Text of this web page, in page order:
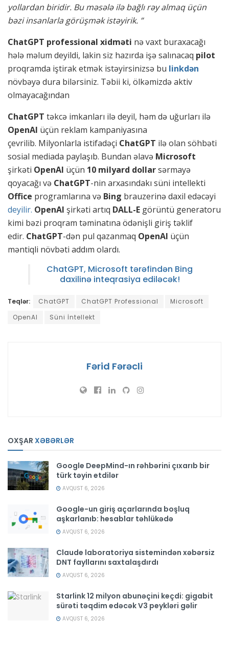
yollardan biridir. Bu məsələ ilə bağlı rəy almaq üçün
bəzi insanlarla görüşmək istəyirik. ”
ChatGPT professional xidməti nə vaxt buraxacağı
hələ məlum deyildi, lakin siz hazırda işə salınacaq pilot
proqramda iştirak etmək istəyirsinizsə bu linkdən
növbəyə dura bilərsiniz. Təbii ki, ölkəmizdə aktiv
olmayacağından
ChatGPT təkcə imkanları ilə deyil, həm də uğurları ilə
OpenAI üçün reklam kampaniyasına
çevrilib. Milyonlarla istifadəçi ChatGPT ilə olan söhbəti
sosial mediada paylaşıb. Bundan əlavə Microsoft
şirkəti OpenAI üçün 10 milyard dollarsərmayə
qoyacağı və ChatGPT-nin arxasındakı süni intellekti
Office programlarına və Bing brauzerinə daxil edəcəyi
deyilir. OpenAI şirkəti artıq DALL-E görüntü generatoru
kimi bəzi proqram təminatına ödənişli giriş təklif
edir. ChatGPT-dən pul qazanmaq OpenAI üçün
məntiqli növbəti addım olardı.
ChatGPT, Microsoft tərəfindən Bing
daxilinə inteqrasiya ediləcək!
Teqlər: ChatGPT ChatGPT Professional
Microsoft
OpenAI
Süni İntellekt
Fərid Fərəcli
OXŞAR XƏBƏRLƏR
Google DeepMind-ın rəhbərini çıxarıb bir
türk təyin etdilər
AVQUST 6, 2026
Google-un giriş açarlarında boşluq
aşkarlanıb: hesablar təhlükədə
AVQUST 6, 2026
Claude laboratoriya sistemindən xəbərsiz
DNT fayllarını saxtalaşdırdı
AVQUST 6, 2026
Starlink 12 milyon abunəçini keçdi: gigabit
sürəti təqdim edəcək V3 peykləri gəlir
AVQUST 6, 2026